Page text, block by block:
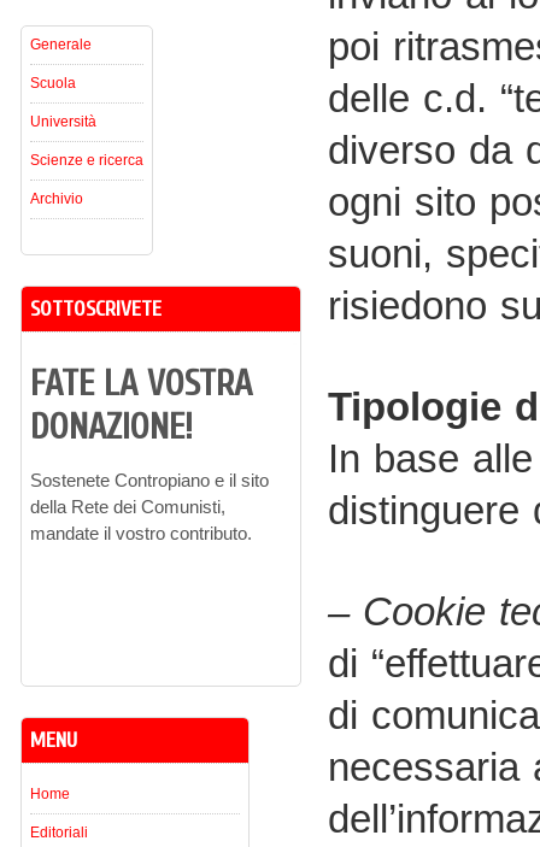
poi
delle c.d.
diverso da
ogni sito
suoni,
risiedono
Tipologie
In base
distinguere
– Cookie
di
di
necessaria
Generale
Scuola
Università
Scienze e ricerca
Archivio
SOTTOSCRIVETE
FATE LA VOSTRA
DONAZIONE!
Sostenete Contropiano e il sito
della Rete dei Comunisti,
mandate il vostro contributo.
MENU
Home
Editoriali